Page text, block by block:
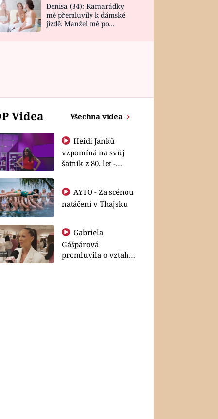
Denisa (34): Kamarádky
mě přemluvily k dámské
jízdě. Manžel mě po
Videa Všechna videa
Heidi Janků
vzpomíná na svůj
šatník z 80. let -
natáčení v Thajsku
Gabriela
Gášpárová
promluvila o vztahu